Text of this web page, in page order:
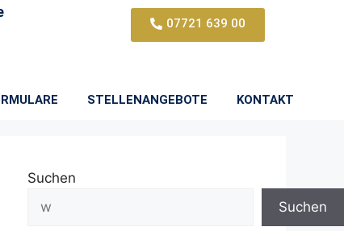
07721 639 00
STELLENANGEBOTE KONTAKT
Suchen
Suchen